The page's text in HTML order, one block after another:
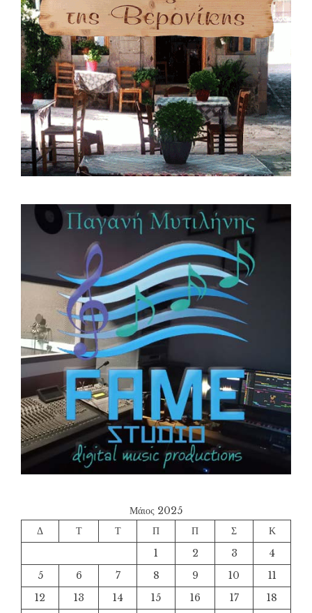
Μάιος 2025
Δ
Τ Τ Π Π Σ
Κ
1
2 3
4
5
6 7 8 9 10
11
12
13 14 15 16 17
18